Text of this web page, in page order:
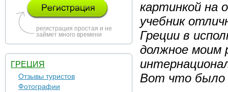
регистрация простая и не
займет много времени
ГРЕЦИЯ
Отзывы туристов
Фотографии
картинкой на
учебник
Греции в
должное моим
Вот что было